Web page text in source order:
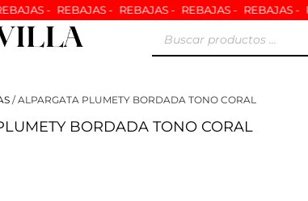
REBAJAS - REBAJAS - REBAJAS - REBAJAS - REBAJAS -
de
/ ALPARGATA PLUMETY BORDADA TONO CORAL
BORDADA TONO CORAL